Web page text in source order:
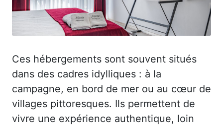
Ces hébergements sont souvent situés
dans des cadres idylliques : à la
campagne, en bord de mer ou au cœur de
villages pittoresques. Ils permettent de
vivre une expérience authentique, loin